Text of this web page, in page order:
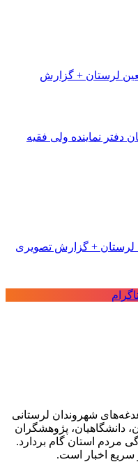
لرستان + گزارش
دفتر نماینده ولی فقیه
شهروندان لرستانی
دانشگاهیان، پژوهشگران
مردم استان گام بردارد.
سریع اخبار است.